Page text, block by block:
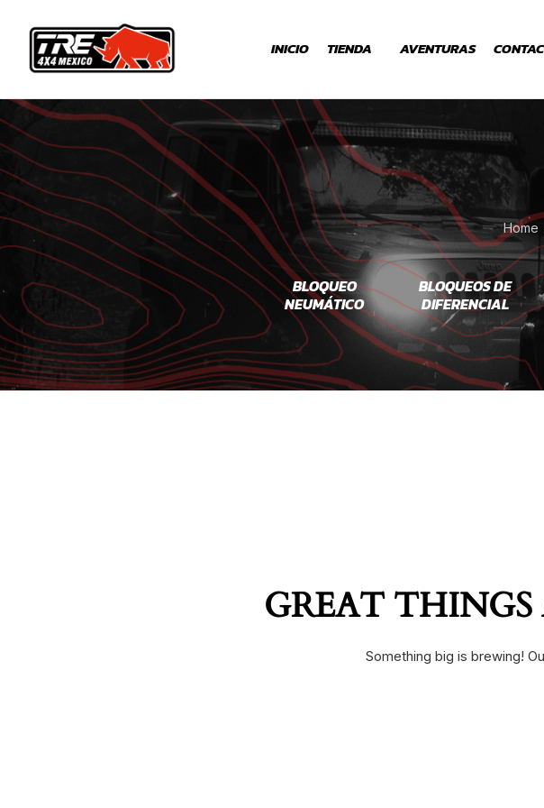
INICIO TIENDA AVENTURAS
Home
SUSPENSION WINCH
BLOQUEO
NEUMÁTICO
BLOQUEOS DE
DIFERENCIAL
GREAT
Something big is brewing!